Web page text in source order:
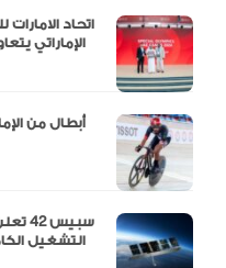
اتحاد